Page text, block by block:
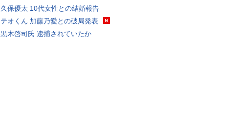
久保優太 10代女性との結婚報告
テオくん 加藤乃愛との破局発表
黒木啓司氏 逮捕されていたか